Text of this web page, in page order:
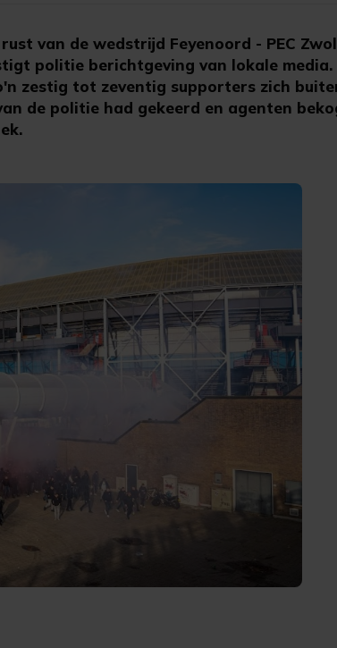
rust van de wedstrijd Feyenoord - PEC
politie berichtgeving van lokale media.
zestig tot zeventig supporters zich
de politie had gekeerd en agenten